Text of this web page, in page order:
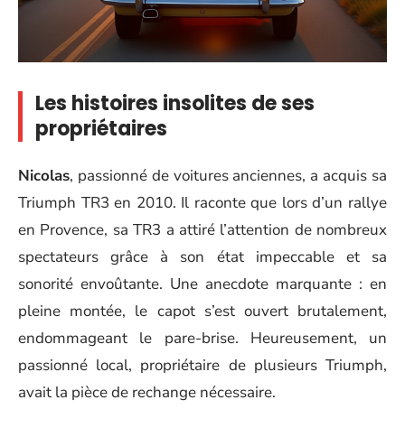
Les histoires insolites de ses
propriétaires
Nicolas, passionné de voitures anciennes, a acquis sa
Triumph TR3 en 2010. Il raconte que lors d’un rallye
en Provence, sa TR3 a attiré l’attention de nombreux
spectateurs grâce à son état impeccable et sa
sonorité envoûtante. Une anecdote marquante : en
pleine montée, le capot s’est ouvert brutalement,
endommageant le pare-brise. Heureusement, un
passionné local, propriétaire de plusieurs Triumph,
avait la pièce de rechange nécessaire.